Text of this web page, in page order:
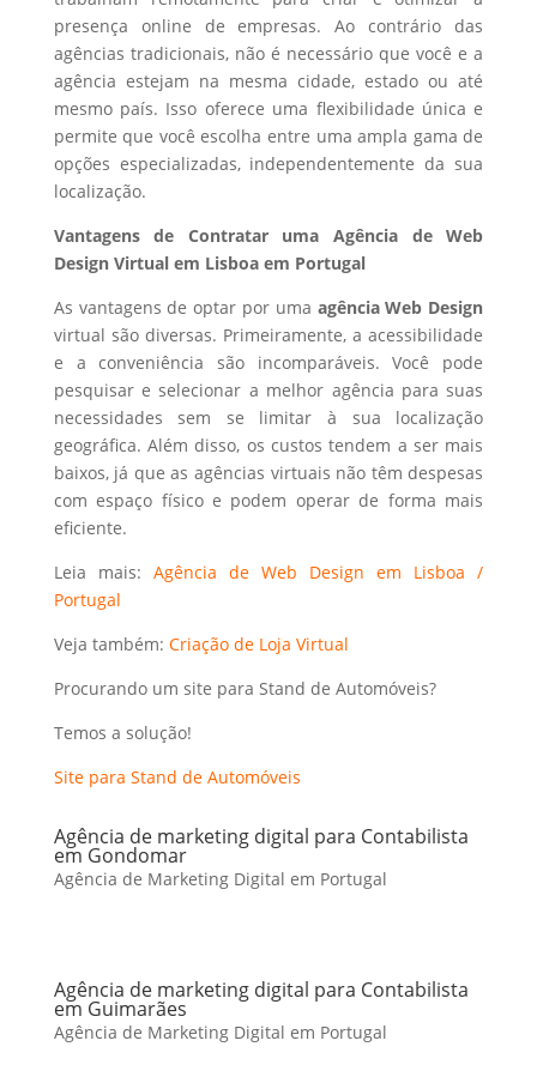
presença online de empresas. Ao contrário das
agências tradicionais, não é necessário que você e a
agência estejam na mesma cidade, estado ou até
mesmo país. Isso oferece uma flexibilidade única e
permite que você escolha entre uma ampla gama de
opções especializadas, independentemente da sua
localização.
Vantagens de Contratar uma Agência de Web
Design Virtual em Lisboa em Portugal
As vantagens de optar por uma agência Web Design
virtual são diversas. Primeiramente, a acessibilidade
e a conveniência são incomparáveis. Você pode
pesquisar e selecionar a melhor agência para suas
necessidades sem se limitar à sua localização
geográfica. Além disso, os custos tendem a ser mais
baixos, já que as agências virtuais não têm despesas
com espaço físico e podem operar de forma mais
eficiente.
Leia mais: Agência de Web Design em Lisboa /
Portugal
Veja também: Criação de Loja Virtual
Procurando um site para Stand de Automóveis?
Temos a solução!
Site para Stand de Automóveis
Agência de marketing digital para Contabilista
em Gondomar
Agência de Marketing Digital em Portugal
Agência de marketing digital para Contabilista
em Guimarães
Agência de Marketing Digital em Portugal